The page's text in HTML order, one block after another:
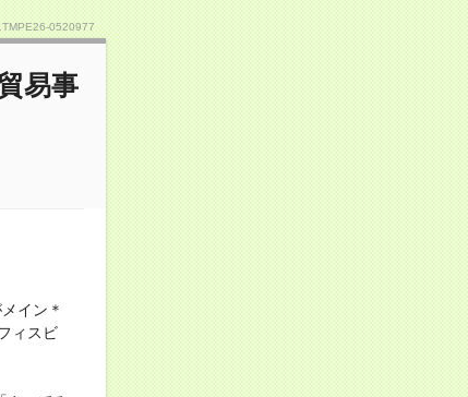
0520977
易事
イン＊
ィスビ